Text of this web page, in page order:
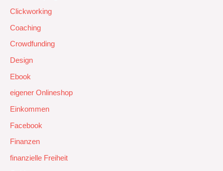
Clickworking
Coaching
Crowdfunding
Design
Ebook
eigener Onlineshop
Einkommen
Facebook
Finanzen
finanzielle Freiheit